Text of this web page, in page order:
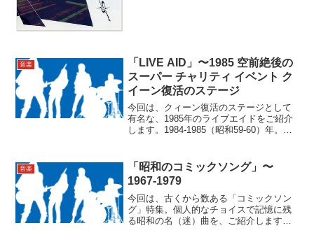
音楽
「LIVE AID」〜1985 空前絶後の
スーパー チャリティ イベント ク
イーン復活のステージ
今回は、クィーン復活のステージとして
有名な、1985年のライブエイドをご紹介
します。1984-1985（昭和59-60）年。英
巻き起こしました。そ...
音楽
「昭和のコミックソング」〜
1967-1979
今回は、古くから数ある「コミックソン
グ」特集。個人的なチョイスで記憶に残
る昭和の名（迷）曲を、ご紹介します！